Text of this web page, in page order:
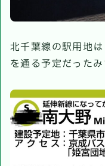
北千葉線の駅用地
を通る予定だったみ